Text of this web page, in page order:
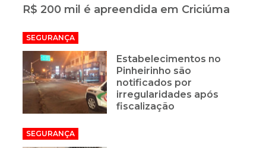
R$ 200 mil é apreendida em Criciúma
SEGURANÇA
Estabelecimentos no
Pinheirinho são
notificados por
irregularidades após
fiscalização
SEGURANÇA